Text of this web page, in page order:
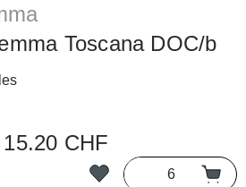
Toscana DOC/b
15.20 CHF